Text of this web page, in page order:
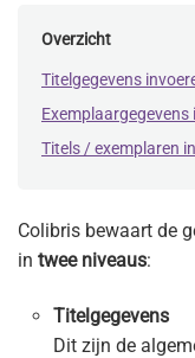
Overzicht
Titelgegevens
Exemplaargegevens
Titels / exemplaren
Colibris bewaart de
in twee niveaus:
Titelgegevens
Dit zijn de